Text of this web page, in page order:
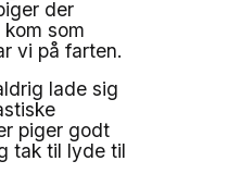
der
som
vi på farten.
lade sig
piger godt
tak til lyde til